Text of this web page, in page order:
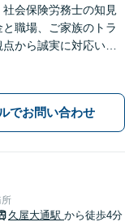
会保険労務士の知見
職場、ご家族のトラ
から誠実に対応いた
でお問い合わせ
久屋大通駅 から徒歩4分